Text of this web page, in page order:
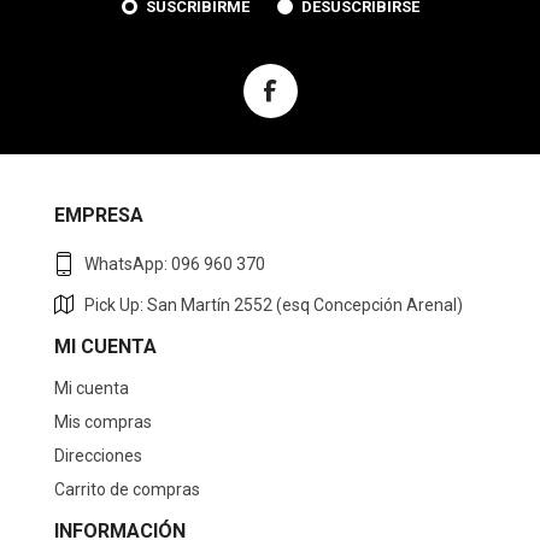
SUSCRIBIRME DESUSCRIBIRSE
EMPRESA
WhatsApp: 096 960 370
Pick Up: San Martín 2552 (esq Concepción Arenal)
MI CUENTA
Mi cuenta
Mis compras
Direcciones
Carrito de compras
INFORMACIÓN